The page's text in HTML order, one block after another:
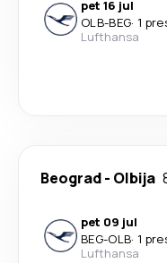
pet 16 jul
OLB-BEG· 1
Lufthansa
Beograd- Olbija
pet 09 jul
BEG-OLB· 1
Lufthansa